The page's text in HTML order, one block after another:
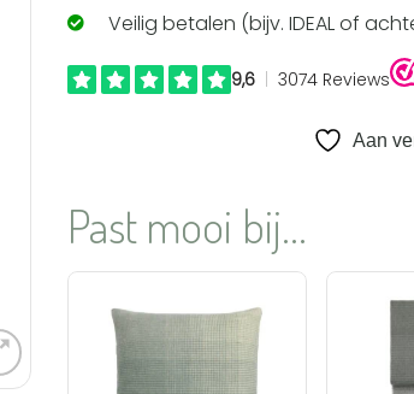
Veilig betalen (bijv. IDEAL of
Aan
Past mooi bij...
verlanglijst
toevoegen